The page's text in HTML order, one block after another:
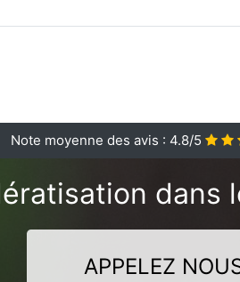
Note moyenne des avis : 4.8/5
dans
APPELEZ